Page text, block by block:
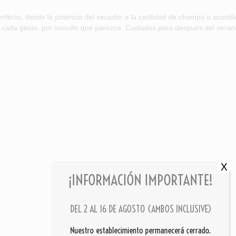
desde la potencia del secador a la cantidad de champú o
gesto, por sencillo que parezca. Cuidados para después del
¡INFORMACIÓN IMPORTANTE!
DEL 2 AL 16 DE AGOSTO (AMBOS INCLUSIVE)
Nuestro establecimiento permanecerá cerrado.
X